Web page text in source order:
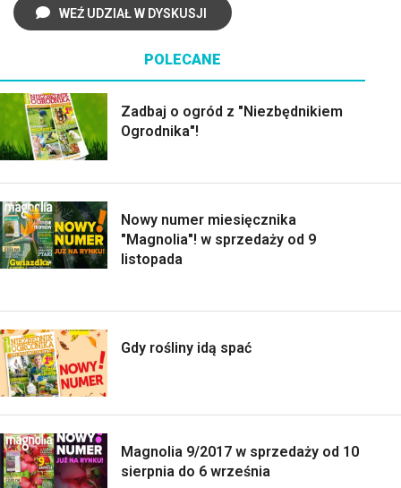
WEŹ UDZIAŁ W DYSKUSJI
POLECANE
Zadbaj o ogród z "Niezbędnikiem
Ogrodnika"!
Nowy numer miesięcznika
"Magnolia"! w sprzedaży od 9
listopada
Gdy rośliny idą spać
Magnolia 9/2017 w sprzedaży od 10
sierpnia do 6 września